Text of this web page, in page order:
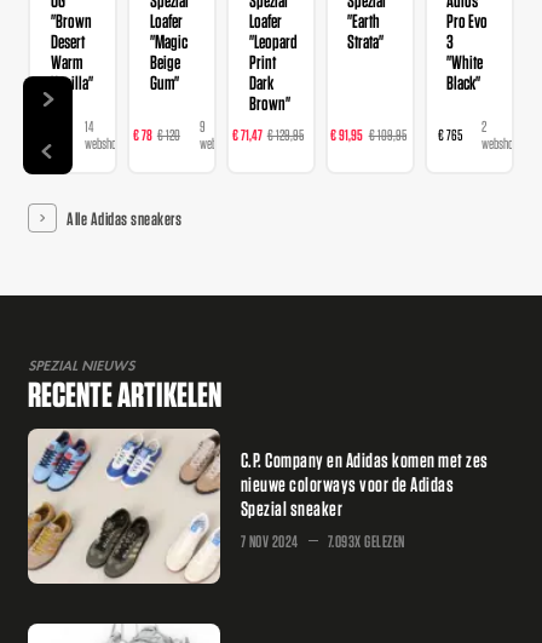
"Brown
Desert
Warm
Vanilla"
14
webshops
Loafer
"Magic
Beige
Gum"
€ 78 € 120
9
webshops
Loafer
"Leopard
Print
Dark
Brown"
€ 71,47 € 129,95
16
webshops
"Earth
Strata"
€ 91,95 € 109,95
webshops
Pro Evo
3
"White
Black"
€ 765
2
webshops
Alle Adidas sneakers
SPEZIAL NIEUWS
RECENTE ARTIKELEN
C.P. Company en Adidas komen met zes
nieuwe colorways voor de Adidas
Spezial sneaker
7 NOV 2024 7.093X GELEZEN